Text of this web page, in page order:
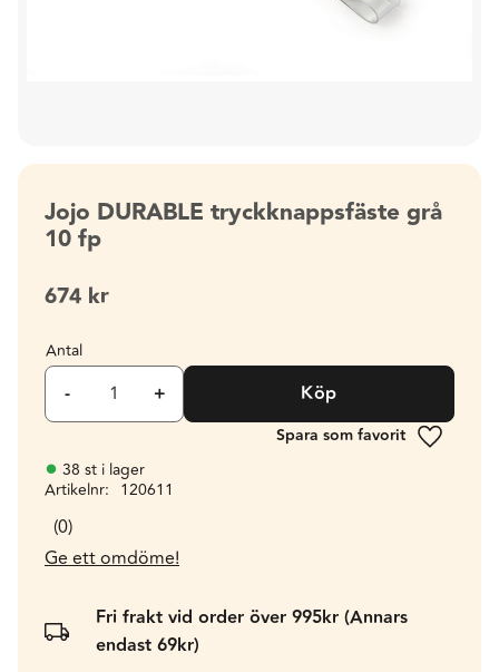
Jojo DURABLE tryckknappsfäste grå
10 fp
674 kr
Antal
+
- Köp
Lägg till
38 st i lager
Artikelnr
120611
0
Ge ett omdöme!
Fri frakt vid order över 995kr (Annars
endast 69kr)